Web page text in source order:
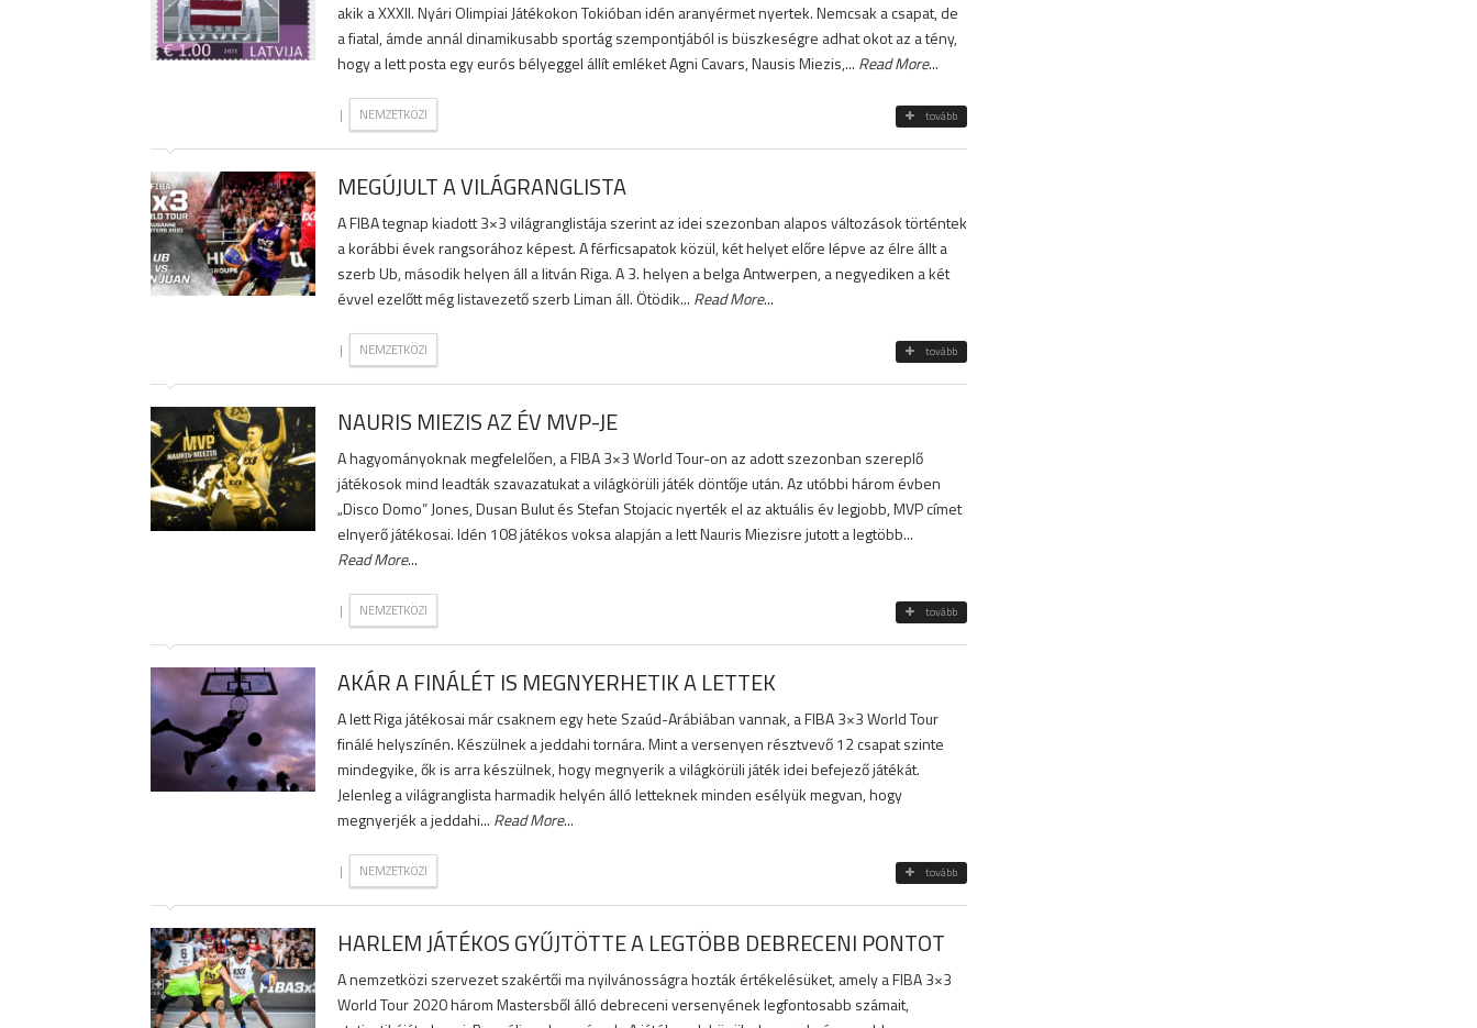
akik a XXXII. Nyári Olimpiai Játékokon Tokióban idén aranyérmet nyertek. Nemcsak a csapat, de
a fiatal, ámde annál dinamikusabb sportág szempontjából is büszkeségre adhat okot az a tény,
hogy a lett posta egy eurós bélyeggel állít emléket Agni Cavars, Nausis Miezis,... Read More...
| NEMZETKÖZI tovább
MEGÚJULT A VILÁGRANGLISTA
A FIBA tegnap kiadott 3×3 világranglistája szerint az idei szezonban alapos változások történtek
a korábbi évek rangsorához képest. A férficsapatok közül, két helyet előre lépve az élre állt a
szerb Ub, második helyen áll a litván Riga. A 3. helyen a belga Antwerpen, a negyediken a két
évvel ezelőtt még listavezető szerb Liman áll. Ötödik... Read More...
| NEMZETKÖZI tovább
NAURIS MIEZIS AZ ÉV MVP-JE
A hagyományoknak megfelelően, a FIBA 3×3 World Tour-on az adott szezonban szereplő
játékosok mind leadták szavazatukat a világkörüli játék döntője után. Az utóbbi három évben
„Disco Domo” Jones, Dusan Bulut és Stefan Stojacic nyerték el az aktuális év legjobb, MVP címet
elnyerő játékosai. Idén 108 játékos voksa alapján a lett Nauris Miezisre jutott a legtöbb...
Read More...
| NEMZETKÖZI tovább
AKÁR A FINÁLÉT IS MEGNYERHETIK A LETTEK
A lett Riga játékosai már csaknem egy hete Szaúd-Arábiában vannak, a FIBA 3×3 World Tour
finálé helyszínén. Készülnek a jeddahi tornára. Mint a versenyen résztvevő 12 csapat szinte
mindegyike, ők is arra készülnek, hogy megnyerik a világkörüli játék idei befejező játékát.
Jelenleg a világranglista harmadik helyén álló letteknek minden esélyük megvan, hogy
megnyerjék a jeddahi... Read More...
| NEMZETKÖZI tovább
HARLEM JÁTÉKOS GYŰJTÖTTE A LEGTÖBB DEBRECENI PONTOT
A nemzetközi szervezet szakértői ma nyilvánosságra hozták értékelésüket, amely a FIBA 3×3
World Tour 2020 három Mastersből álló debreceni versenyének legfontosabb számait,